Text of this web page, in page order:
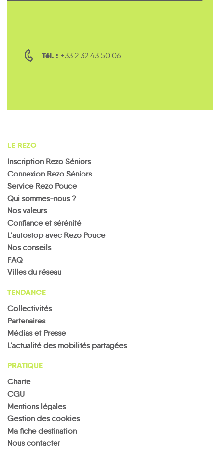
Tél. : +33 2 32 43 50 06
LE REZO
Inscription Rezo Séniors
Connexion Rezo Séniors
Service Rezo Pouce
Qui sommes-nous ?
Nos valeurs
Confiance et sérénité
L'autostop avec Rezo Pouce
Nos conseils
FAQ
Villes du réseau
TENDANCE
Collectivités
Partenaires
Médias et Presse
L’actualité des mobilités partagées
PRATIQUE
Charte
CGU
Mentions légales
Gestion des cookies
Ma fiche destination
Nous contacter